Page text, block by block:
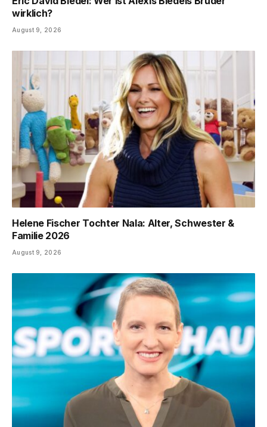
wirklich?
August 9, 2026
Helene Fischer Tochter Nala: Alter, Schwester &
Familie 2026
August 9, 2026